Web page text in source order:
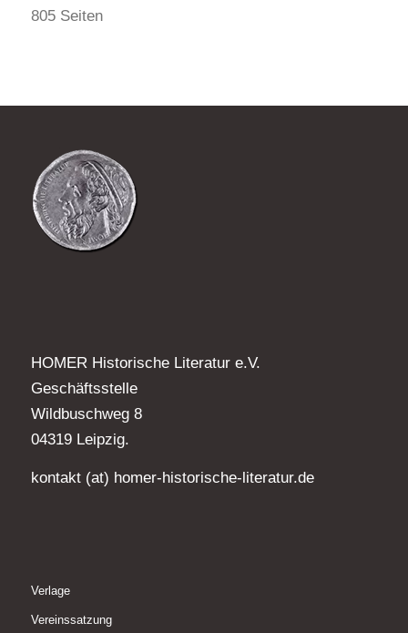
805 Seiten
HOMER Historische Literatur e.V.
Geschäftsstelle
Wildbuschweg 8
04319 Leipzig.
kontakt (at) homer-historische-literatur.de
Verlage
Vereinssatzung